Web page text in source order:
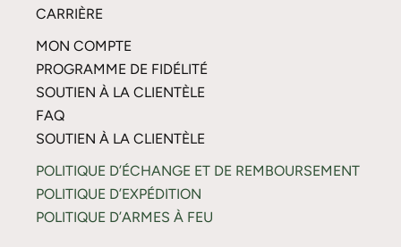
CARRIÈRE
MON COMPTE
PROGRAMME DE FIDÉLITÉ
SOUTIEN À LA CLIENTÈLE
FAQ
SOUTIEN À LA CLIENTÈLE
POLITIQUE D’ÉCHANGE ET DE REMBOURSEMENT
POLITIQUE D’EXPÉDITION
POLITIQUE D’ARMES À FEU